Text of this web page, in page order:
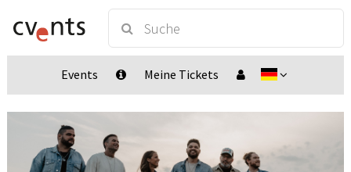
Events Meine Tickets